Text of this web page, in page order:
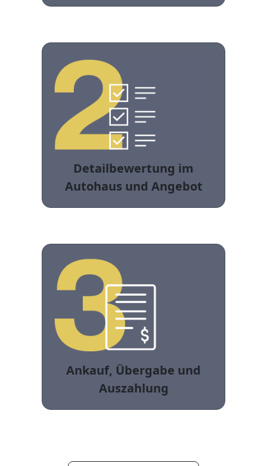
Detailbewertung im
Autohaus und Angebot
Ankauf, Übergabe und
Auszahlung